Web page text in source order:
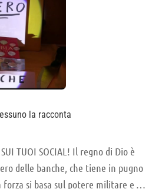
la racconta
TUOI SOCIAL! Il regno di Dio è
delle banche, che tiene in pugno
forza si basa sul potere militare e …